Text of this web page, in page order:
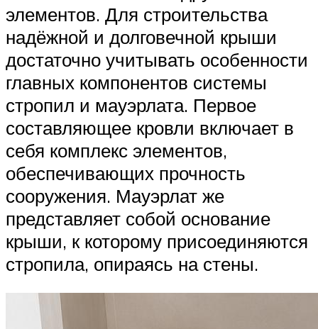
элементов. Для строительства
надёжной и долговечной крыши
достаточно учитывать особенности
главных компонентов системы
стропил и мауэрлата. Первое
составляющее кровли включает в
себя комплекс элементов,
обеспечивающих прочность
сооружения. Мауэрлат же
представляет собой основание
крыши, к которому присоединяются
стропила, опираясь на стены.